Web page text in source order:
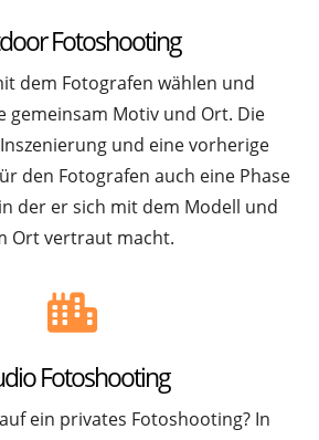
Fotoshooting
dem Fotografen wählen und
gemeinsam Motiv und Ort. Die
und eine vorherige
den Fotografen auch eine Phase
der er sich mit dem Modell und
Ort vertraut macht.
Fotoshooting
ein privates Fotoshooting? In